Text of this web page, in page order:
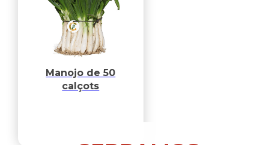
Manojo de 50
calçots